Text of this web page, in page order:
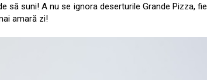
să suni! A nu se ignora deserturile Grande Pizza, fie
amară zi!